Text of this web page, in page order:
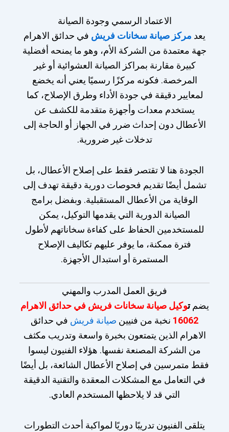
الاعتماد الرسمي وجودة الصيانة
يعد مركز صيانة سخانات فريش في حدائق الاهرام
جهة معتمدة من الشركة الأم، وهو ما يمنحه أفضلية
كبيرة مقارنة بمراكز الصيانة العشوائية أو غير
المرخصة. فكونه مركزًا رسميًا يعني أنه يخضع
لمعايير دقيقة في جودة الأداء وطرق الإصلاح، كما
يستخدم معدات وأجهزة متقدمة للكشف عن
الأعطال دون إحداث ضرر في الجهاز أو الحاجة إلى
تدخلات غير ضرورية.
الجودة هنا لا تقتصر فقط على إصلاح الأعطال، بل
تشمل أيضًا تقديم فحوصات دورية دقيقة تهدف إلى
الوقاية من الأعطال المستقبلية. وبفضل برامج
الصيانة الدورية التي يقدمها التوكيل، يمكن
للمستخدمين الحفاظ على كفاءة سخاناتهم لأطول
فترة ممكنة، ما يوفر عليهم تكاليف الإصلاح
المستمرة أو استبدال الأجهزة.
فريق العمل المدرب والمهني
يضمتوكيل صيانة سخانات فريش في حدائق الاهرام
16062 نخبة من فنيين صيانة فريش في حدائق
الاهرام الذين يتمتعون بخبرة واسعة وتدريب مكثف
من الشركة المصنعة نفسها. هؤلاء الفنيون ليسوا
فقط متمرسين في إصلاح الأعطال الشائعة، بل أيضًا
في التعامل مع المشكلات المعقدة والتقنية الدقيقة
التي قد لا يلاحظها المستخدم العادي.
يتلقى الفنيون تدريبًا دوريًا لمواكبة أحدث التطورات